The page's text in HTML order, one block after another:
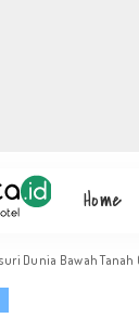
Home
Dunia Bawah